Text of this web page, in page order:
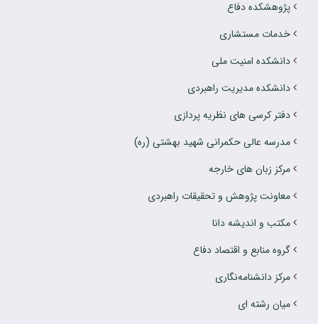
پژوهشکده دفاع
خدمات مستشاری
دانشکده امنیت ملی
دانشکده مدیریت راهبردی
دفتر کرسی های نظریه پردازی
مدرسه عالی حکمرانی شهید بهشتی (ره)
مرکز زبان های خارجه
معاونت پژوهش و تحقیقات راهبردی
مکتب و اندیشه دانا
گروه منابع و اقتصاد دفاع
مرکز دانشنامه‌نگاری
میان رشته ای